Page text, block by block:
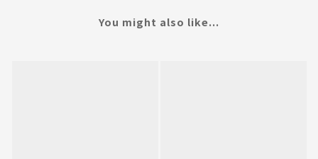
You might also like...